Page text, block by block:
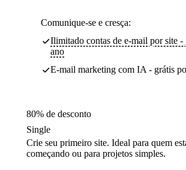
Comunique-se e cresça:
Ilimitado contas de e-mail por site -
ano
E-mail marketing com IA - grátis
80% de desconto
Single
Crie seu primeiro site. Ideal para quem
começando ou para projetos simples.